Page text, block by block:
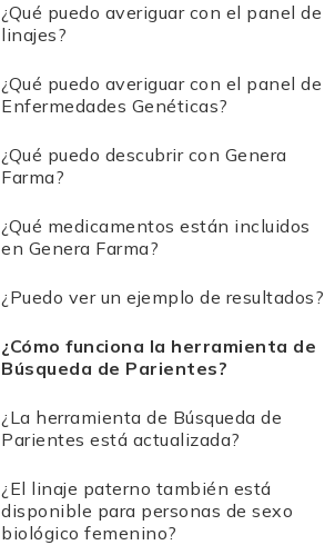
¿Qué puedo averiguar con el panel de
linajes?
¿Qué puedo averiguar con el panel de
Enfermedades Genéticas?
¿Qué puedo descubrir con Genera
Farma?
¿Qué medicamentos están incluidos
en Genera Farma?
¿Puedo ver un ejemplo de resultados?
¿Cómo funciona la herramienta de
Búsqueda de Parientes?
¿La herramienta de Búsqueda de
Parientes está actualizada?
¿El linaje paterno también está
disponible para personas de sexo
biológico femenino?